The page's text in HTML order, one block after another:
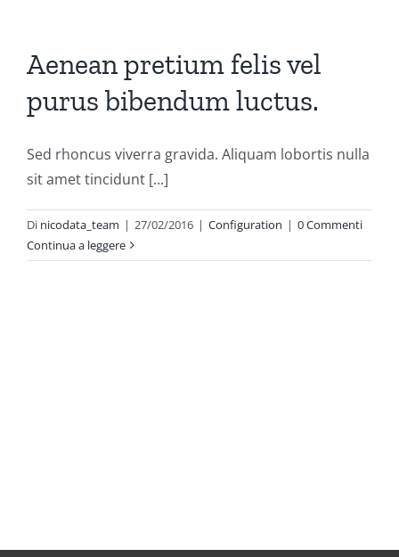
Aenean pretium felis vel
purus bibendum luctus.
Sed rhoncus viverra gravida. Aliquam lobortis nulla
sit amet tincidunt [...]
Di nicodata_team | 27/02/2016 | Configuration | 0 Commenti
Continua a leggere